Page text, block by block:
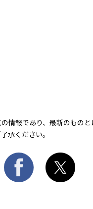
情報であり、最新のもの
承ください。